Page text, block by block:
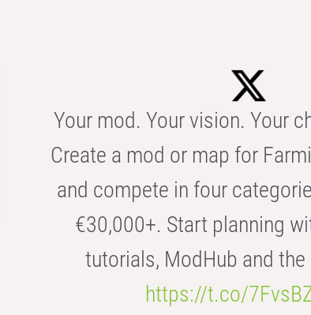
Your mod. Your vision. Your
Create a mod or map for
and compete in four
€30,000+. Start planning
tutorials, ModHub and
https://t.co/